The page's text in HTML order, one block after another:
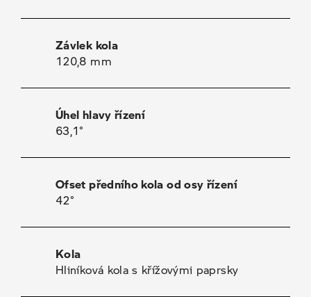
Závlek kola
120,8 mm
Úhel hlavy řízení
63,1°
Ofset předního kola od osy řízení
42°
Kola
Hliníková kola s křížovými paprsky